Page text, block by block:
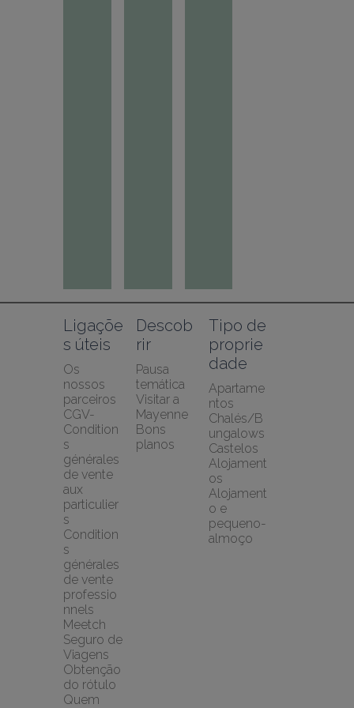
Ligaçõe
s úteis
Os
nossos
parceiros
CGV-
Condition
s
générales
de vente
aux
particulier
s
Condition
s
générales
de vente
professio
nnels
Meetch
Seguro de
Viagens
Obtenção
do rótulo
Quem
Descob
rir
Pausa
temática
Visitar a
Mayenne
Bons
planos
Tipo de
proprie
dade
Apartame
ntos
Chalés/B
ungalows
Castelos
Alojament
os
Alojament
o e
pequeno-
almoço